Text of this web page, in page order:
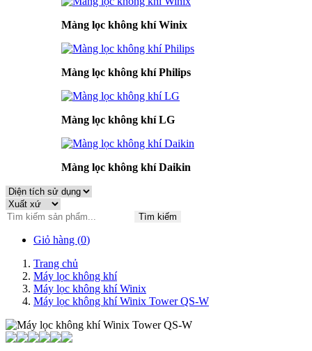
Màng lọc không khí Winix
Màng lọc không khí Philips
Màng lọc không khí LG
Màng lọc không khí Daikin
Tìm kiếm
Giỏ hàng (0)
Trang chủ
Máy lọc không khí
Máy lọc không khí Winix
Máy lọc không khí Winix Tower QS-W